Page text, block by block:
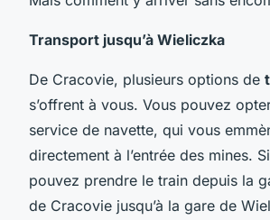
Transport jusqu’à Wieliczka
De Cracovie, plusieurs options de
s’offrent à vous. Vous pouvez
service de navette, qui vous
directement à l’entrée des mines.
pouvez prendre le train depuis la
de Cracovie jusqu’à la gare de